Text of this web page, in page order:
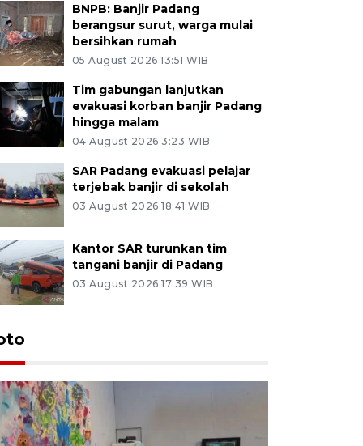
BNPB: Banjir Padang
berangsur surut, warga mulai
bersihkan rumah
05 August 2026 13:51 WIB
Tim gabungan lanjutkan
evakuasi korban banjir Padang
hingga malam
04 August 2026 3:23 WIB
SAR Padang evakuasi pelajar
terjebak banjir di sekolah
03 August 2026 18:41 WIB
Kantor SAR turunkan tim
tangani banjir di Padang
03 August 2026 17:39 WIB